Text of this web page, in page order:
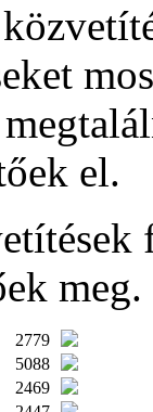
el.
meg.
2779
5088
2469